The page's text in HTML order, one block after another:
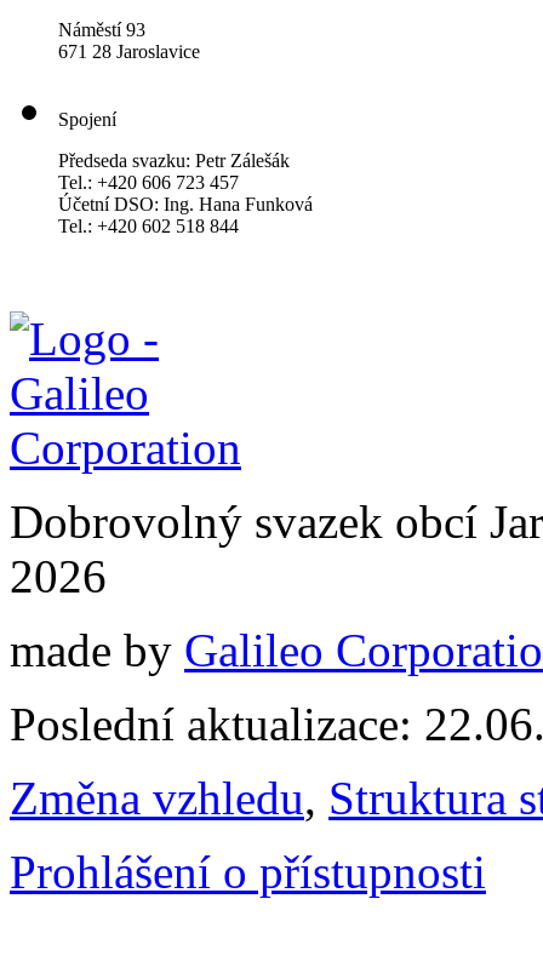
Náměstí 93
671 28 Jaroslavice
Spojení
Předseda svazku: Petr Zálešák
Tel.: +420 606 723 457
Účetní DSO: Ing. Hana Funková
Tel.: +420 602 518 844
Dobrovolný svazek obcí
2026
made by Galileo
Poslední aktualizace:
Změna vzhledu, Struktura
Prohlášení o přístupnosti